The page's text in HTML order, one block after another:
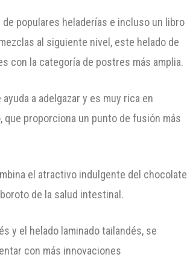
populares heladerías e incluso un libro
al siguiente nivel, este helado de
con la categoría de postres más amplia.
a adelgazar y es muy rica en
proporciona un punto de fusión más
el atractivo indulgente del chocolate
de la salud intestinal.
y el helado laminado tailandés, se
con más innovaciones